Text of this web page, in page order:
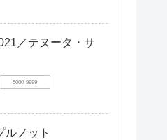
／テヌータ・サ
5000-9999
ノット